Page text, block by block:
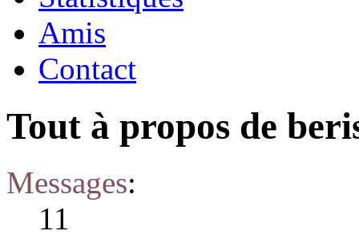
Amis
Contact
Tout à propos de
Messages:
11